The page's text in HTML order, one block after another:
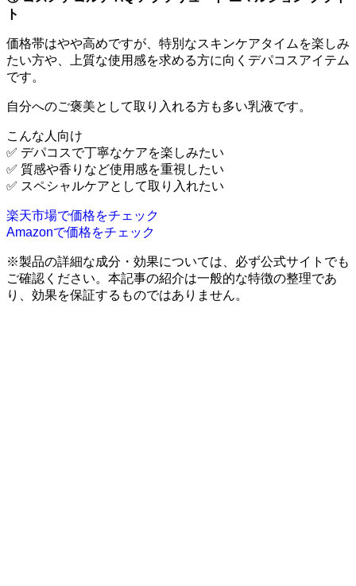
ト
価格帯はやや高めですが、特別なスキンケアタイムを楽しみ
たい方や、上質な使用感を求める方に向くデパコスアイテム
です。
自分へのご褒美として取り入れる方も多い乳液です。
こんな人向け
✅ デパコスで丁寧なケアを楽しみたい
✅ 質感や香りなど使用感を重視したい
✅ スペシャルケアとして取り入れたい
楽天市場で価格をチェック
Amazonで価格をチェック
※製品の詳細な成分・効果については、必ず公式サイトでも
ご確認ください。本記事の紹介は一般的な特徴の整理であ
り、効果を保証するものではありません。